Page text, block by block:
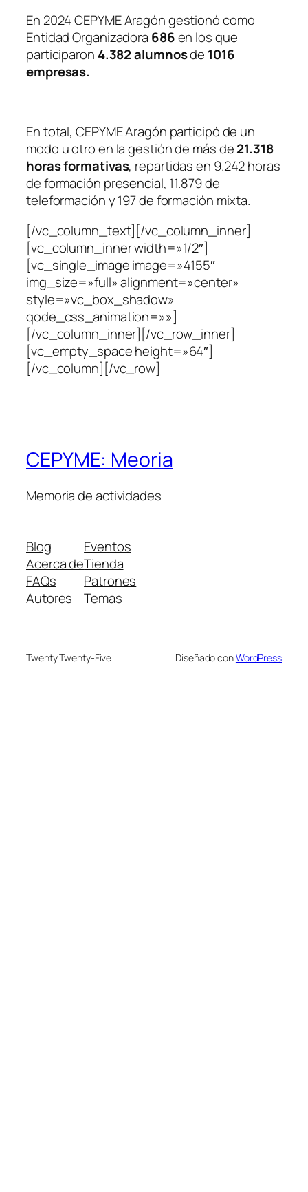
En 2024 CEPYME Aragón gestionó como
Entidad Organizadora 686en los que
participaron 4.382 alumnosde 1016
empresas.
En total, CEPYME Aragón participó de un
modo u otro en la gestión de más de21.318
horas formativas, repartidas en 9.242 horas
de formación presencial, 11.879 de
teleformación y 197 de formación mixta.
[/vc_column_text][/vc_column_inner]
[vc_column_inner width=»1/2″]
[vc_single_image image=»4155″
img_size=»full» alignment=»center»
style=»vc_box_shadow»
qode_css_animation=»»]
[/vc_column_inner][/vc_row_inner]
[vc_empty_space height=»64″]
[/vc_column][/vc_row]
CEPYME: Meoria
Memoria de actividades
Blog
Acerca de
FAQs
Autores
Eventos
Tienda
Patrones
Temas
Twenty Twenty-Five Diseñado conWordPress